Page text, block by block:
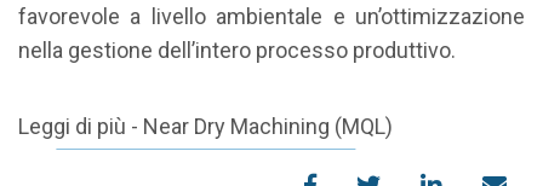
favorevole a livello ambientale e un’ottimizzazione
nella gestione dell’intero processo produttivo.
Leggi di più - Near Dry Machining (MQL)